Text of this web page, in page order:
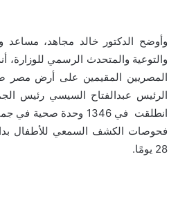
وأوضح الدكتور خالد مجاهد، مساعد
المصريين المقيمين على أرض مصر
الرئيس عبدالفتاح السيسي رئيس
انطلقت في 1346 وحدة
فحوصات الكشف السمعي للأطفال
28 يومًا.